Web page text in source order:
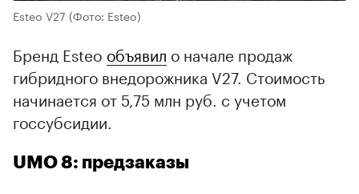
Esteo V27 (Фото: Esteo)
Бренд Esteo объявил о начале продаж
гибридного внедорожника V27. Стоимость
начинается от 5,75 млн руб. с учетом
госсубсидии.
UMO 8: предзаказы